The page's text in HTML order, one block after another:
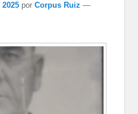
porCorpus Ruiz —